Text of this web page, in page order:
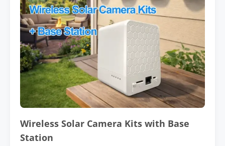
Wireless Solar Camera Kits with Base
Station